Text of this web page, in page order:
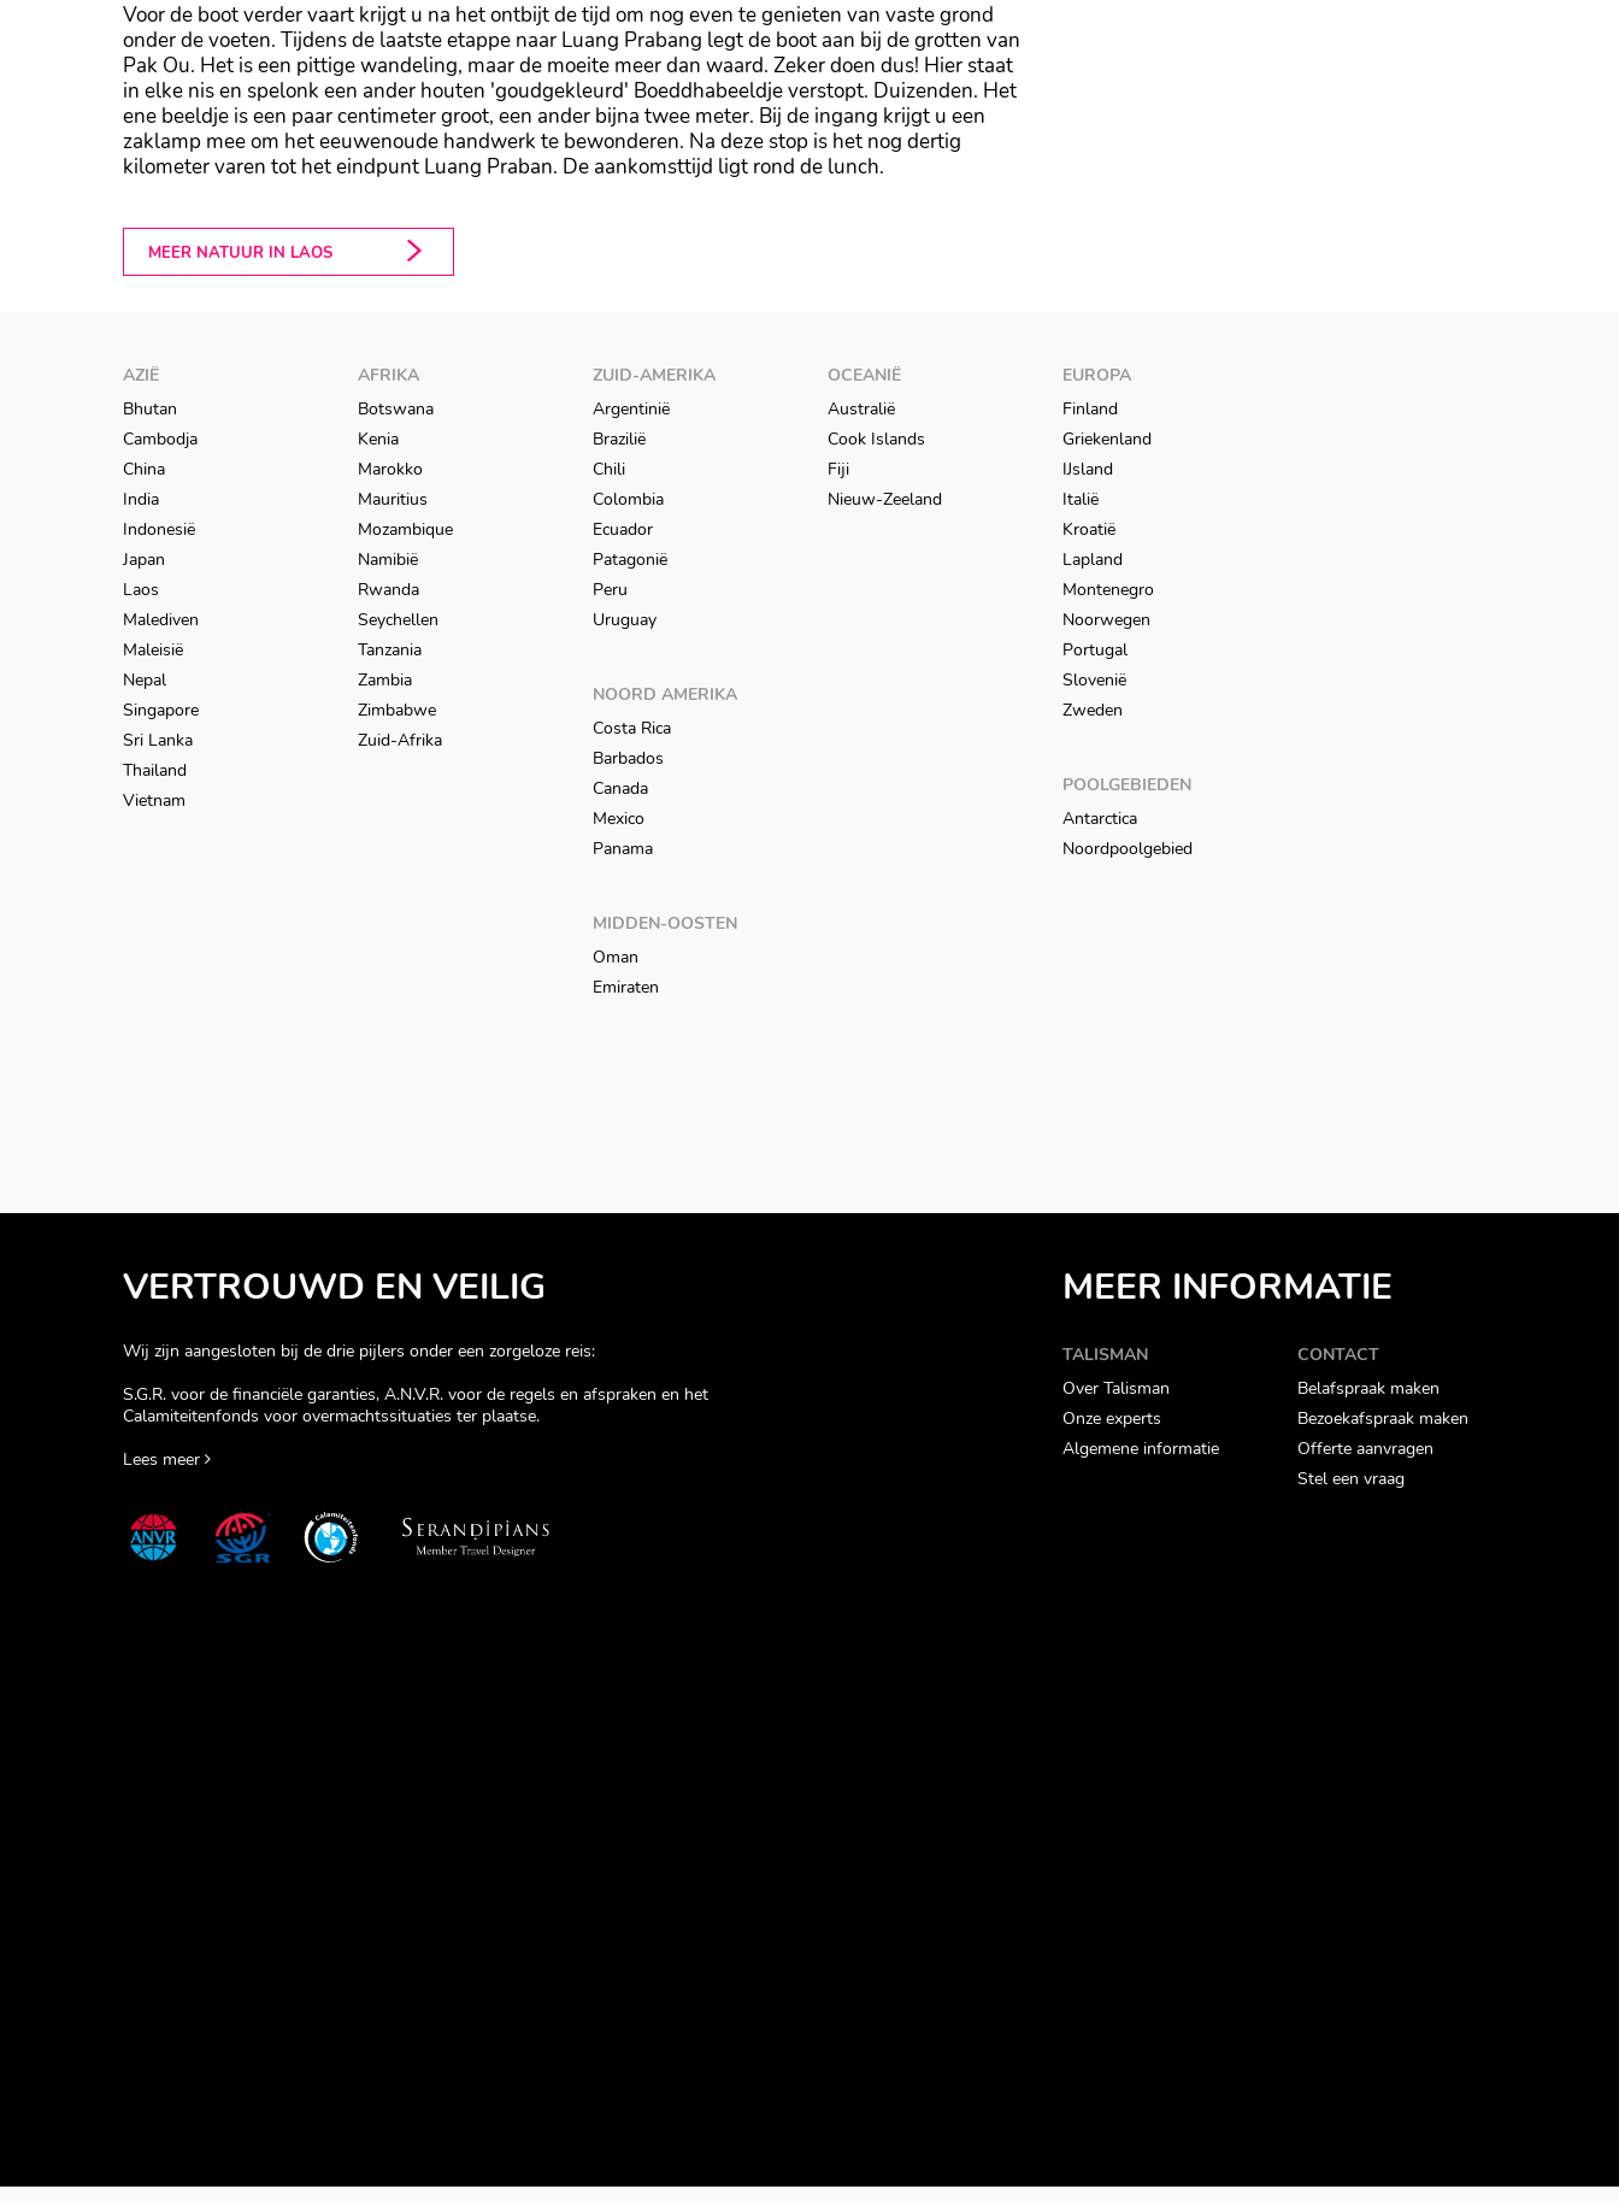
Voor de boot verder vaart krijgt u na het ontbijt de tijd om nog even te genieten van vaste grond
onder de voeten. Tijdens de laatste etappe naar Luang Prabang legt de boot aan bij de grotten van
Pak Ou. Het is een pittige wandeling, maar de moeite meer dan waard. Zeker doen dus! Hier staat
in elke nis en spelonk een ander houten 'goudgekleurd' Boeddhabeeldje verstopt. Duizenden. Het
ene beeldje is een paar centimeter groot, een ander bijna twee meter. Bij de ingang krijgt u een
zaklamp mee om het eeuwenoude handwerk te bewonderen. Na deze stop is het nog dertig
kilometer varen tot het eindpunt Luang Praban. De aankomsttijd ligt rond de lunch.
MEER NATUUR IN LAOS
AZIË
Bhutan
Cambodja
China
India
Indonesië
Japan
Laos
Malediven
Maleisië
Nepal
Singapore
Sri Lanka
Thailand
Vietnam
AFRIKA
Botswana
Kenia
Marokko
Mauritius
Mozambique
Namibië
Rwanda
Seychellen
Tanzania
Zambia
Zimbabwe
Zuid-Afrika
ZUID-AMERIKA
Argentinië
Brazilië
Chili
Colombia
Ecuador
Patagonië
Peru
Uruguay
NOORD AMERIKA
Costa Rica
Barbados
Canada
Mexico
Panama
MIDDEN-OOSTEN
Oman
Emiraten
OCEANIË
Australië
Cook Islands
Fiji
Nieuw-Zeeland
EUROPA
Finland
Griekenland
IJsland
Italië
Kroatië
Lapland
Montenegro
Noorwegen
Portugal
Slovenië
Zweden
POOLGEBIEDEN
Antarctica
Noordpoolgebied
MEER INFORMATIE
TALISMAN
Over Talisman
Onze experts
Algemene informatie
CONTACT
Belafspraak maken
Bezoekafspraak maken
Offerte aanvragen
Stel een vraag
VERTROUWD EN VEILIG
Wij zijn aangesloten bij de drie pijlers onder een zorgeloze reis:
S.G.R. voor de financiële garanties, A.N.V.R. voor de regels en afspraken en het
Calamiteitenfonds voor overmachtssituaties ter plaatse.
Lees meer